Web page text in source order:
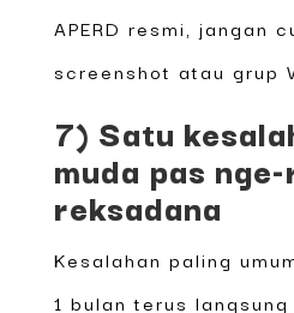
APERD resmi, jangan
screenshot atau grup
7) Satu
muda pas
reksadana
Kesalahan paling
1 bulan terus langsung